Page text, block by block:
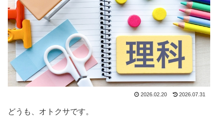
2026.02.20 2026.07.31
どうも、オトクサです。